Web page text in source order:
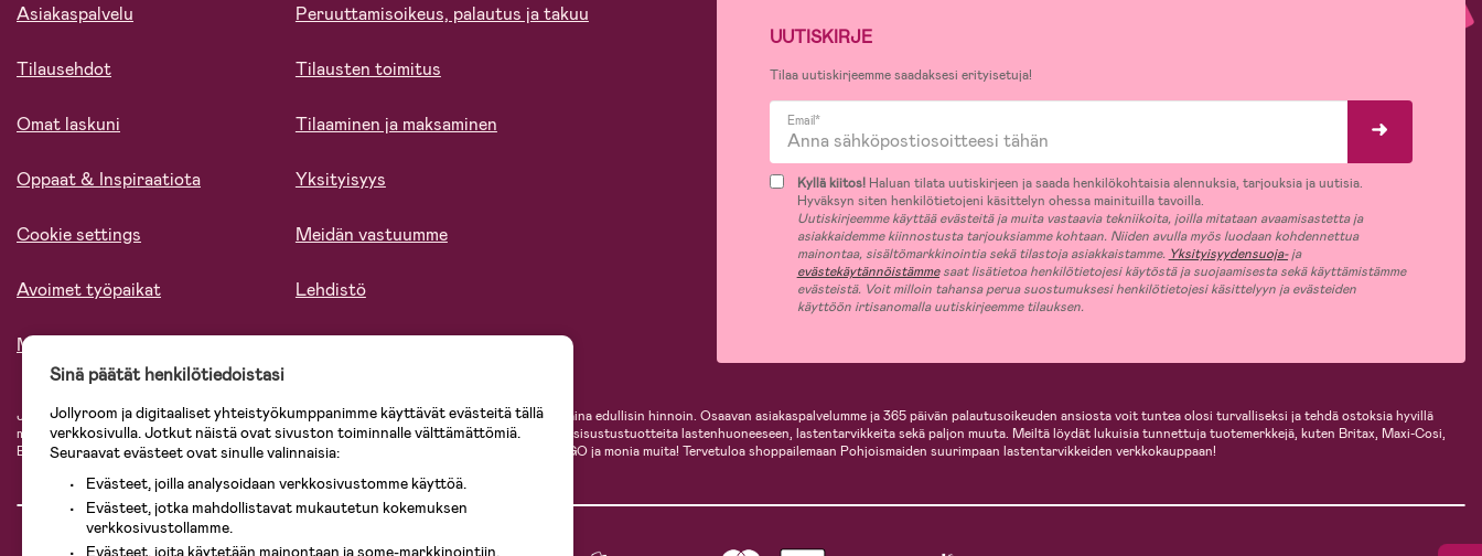
Asiakaspalvelu
Tilausehdot
Omat laskuni
Oppaat & Inspiraatiota
Cookie settings
Avoimet työpaikat
Meistä
Peruuttamisoikeus, palautus ja takuu
Tilausten toimitus
Tilaaminen ja maksaminen
Yksityisyys
Meidän vastuumme
Lehdistö
UUTISKIRJE
Tilaa uutiskirjeemme saadaksesi erityisetuja!
Email*
Kyllä kiitos!Haluan tilata uutiskirjeen ja saada henkilökohtaisia alennuksia, tarjouksia ja uutisia.
Hyväksyn siten henkilötietojeni käsittelyn ohessa mainituilla tavoilla.
Uutiskirjeemme käyttää evästeitä ja muita vastaavia tekniikoita, joilla mitataan avaamisastetta ja
asiakkaidemme kiinnostusta tarjouksiamme kohtaan. Niiden avulla myös luodaan kohdennettua
mainontaa, sisältömarkkinointia sekä tilastoja asiakkaistamme. Yksityisyydensuoja-ja
evästekäytännöistämmesaat lisätietoa henkilötietojesi käytöstä ja suojaamisesta sekä käyttämistämme
evästeistä. Voit milloin tahansa perua suostumuksesi henkilötietojesi käsittelyyn ja evästeiden
käyttöön irtisanomalla uutiskirjeemme tilauksen.
Jollyroomin laajasta valikoimasta tilaat kaiken tarvittavan lapsiperheelle nopeasti, helposti ja aina edullisin hinnoin. Osaavan asiakaspalvelumme ja 365 päivän palautusoikeuden ansiosta voit tuntea olosi turvalliseksi ja tehdä ostoksia hyvillä
mielin. Jollyroomilta saat lastenvaunut, turvaistuimet, vaatteet vauvoille ja lapsille, inspiroivia sisustustuotteita lastenhuoneeseen, lastentarvikkeita sekä paljon muuta. Meiltä löydät lukuisia tunnettuja tuotemerkkejä, kuten Britax, Maxi-Cosi,
Baby Jogger, BabyBjörn, Didriksons, KidKraft, Ergobaby, Philips Avent, Neonate, Cybex, LEGO ja monia muita! Tervetuloa shoppailemaan Pohjoismaiden suurimpaan lastentarvikkeiden verkkokauppaan!
Sinä päätät henkilötiedoistasi
Jollyroom ja digitaaliset yhteistyökumppanimme käyttävät evästeitä tällä
verkkosivulla. Jotkut näistä ovat sivuston toiminnalle välttämättömiä.
Seuraavat evästeet ovat sinulle valinnaisia:
Evästeet, joilla analysoidaan verkkosivustomme käyttöä.
Evästeet, jotka mahdollistavat mukautetun kokemuksen
verkkosivustollamme.
Evästeet, joita käytetään mainontaan ja some-markkinointiin.